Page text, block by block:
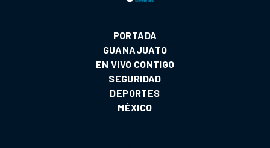
PORTADA
GUANAJUATO
EN VIVO CONTIGO
SEGURIDAD
DEPORTES
MÉXICO